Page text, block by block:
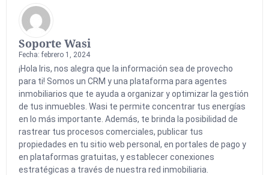
Soporte Wasi
Fecha: febrero 1, 2024
¡Hola Iris, nos alegra que la información sea de provecho
para ti! Somos un CRM y una plataforma para agentes
inmobiliarios que te ayuda a organizar y optimizar la gestión
de tus inmuebles. Wasi te permite concentrar tus energías
en lo más importante. Además, te brinda la posibilidad de
rastrear tus procesos comerciales, publicar tus
propiedades en tu sitio web personal, en portales de pago y
en plataformas gratuitas, y establecer conexiones
estratégicas a través de nuestra red inmobiliaria.